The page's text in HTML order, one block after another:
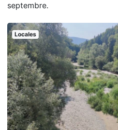
septembre.
Locales